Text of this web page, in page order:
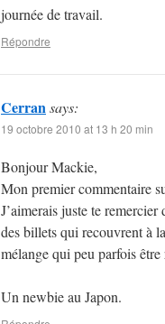
journée de travail.
Répondre
Cerransays:
19 octobre 2010 at 13 h 20 min
Bonjour Mackie,
Mon premier commentaire
J’aimerais juste te
des billets qui recouvrent à
mélange qui peu parfois
Un newbie au Japon.